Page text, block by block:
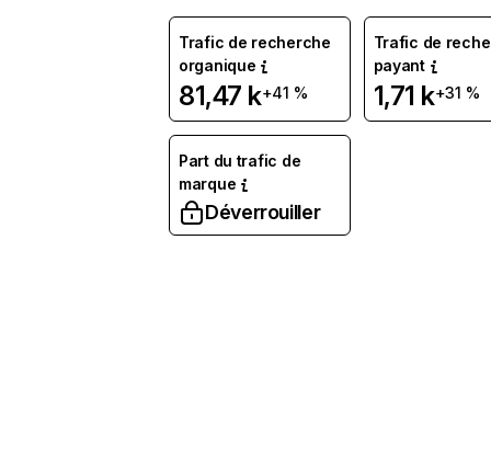
Trafic de recherche
organique
81,47 k+41 %
Trafic de
payant
1,71 k+31 %
Part du trafic de
marque
Déverrouiller